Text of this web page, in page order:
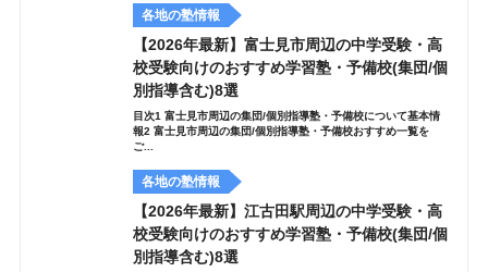
各地の塾情報
【2026年最新】富士見市周辺の中学受験・高
校受験向けのおすすめ学習塾・予備校(集団/個
別指導含む)8選
目次1 富士見市周辺の集団/個別指導塾・予備校について基本情
報2 富士見市周辺の集団/個別指導塾・予備校おすすめ一覧を
ご...
各地の塾情報
【2026年最新】江古田駅周辺の中学受験・高
校受験向けのおすすめ学習塾・予備校(集団/個
別指導含む)8選